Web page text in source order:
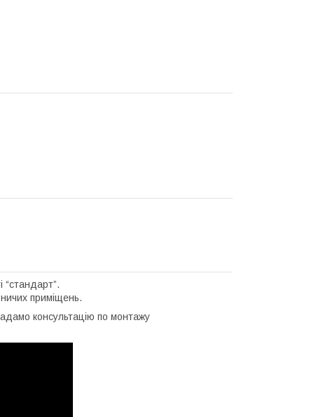
“стандарт”.
приміщень.
консультацію по монтажу